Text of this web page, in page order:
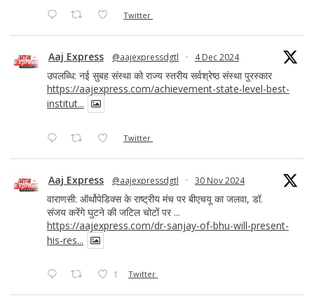
Twitter
Aaj Express @aajexpressdgtl · 4 Dec 2024
उपलब्धि: नई सुबह संस्था को राज्य स्तरीय सर्वश्रेष्ठ संस्था पुरस्कार
https://aajexpress.com/achievement-state-level-best-
institut...
Twitter
Aaj Express @aajexpressdgtl · 30 Nov 2024
वाराणसी: ऑर्थोपेडिक्स के राष्ट्रीय मंच पर बीएचयू का जलवा, डॉ.
संजय करेंगे घुटने की जटिल चोटों पर ...
https://aajexpress.com/dr-sanjay-of-bhu-will-present-
his-res...
1 Twitter